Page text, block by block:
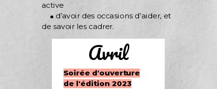
active
. d’avoir des occasions d’aider, et
de savoir les cadrer.
Avril
Soirée d'ouverture
de l'édition 2023